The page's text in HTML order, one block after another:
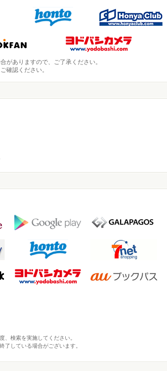
がありますので、ご了承ください。
確認ください。
検索を実施してください。
している場合がございます。